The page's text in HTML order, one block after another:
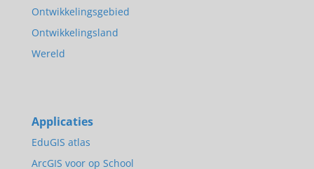
Ontwikkelingsgebied
Ontwikkelingsland
Wereld
Applicaties
EduGIS atlas
ArcGIS voor op School